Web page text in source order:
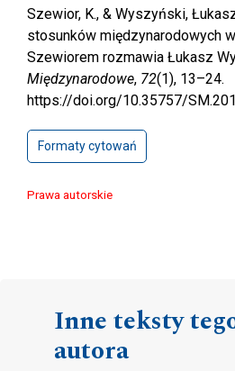
Szewior, K., & Wyszyński,
stosunków międzynarodowych
Szewiorem rozmawia Łukasz
Międzynarodowe, 72(1), 13–24.
https://doi.org/10.35757/
Formaty cytowań
Prawa autorskie
Inne teksty
autora